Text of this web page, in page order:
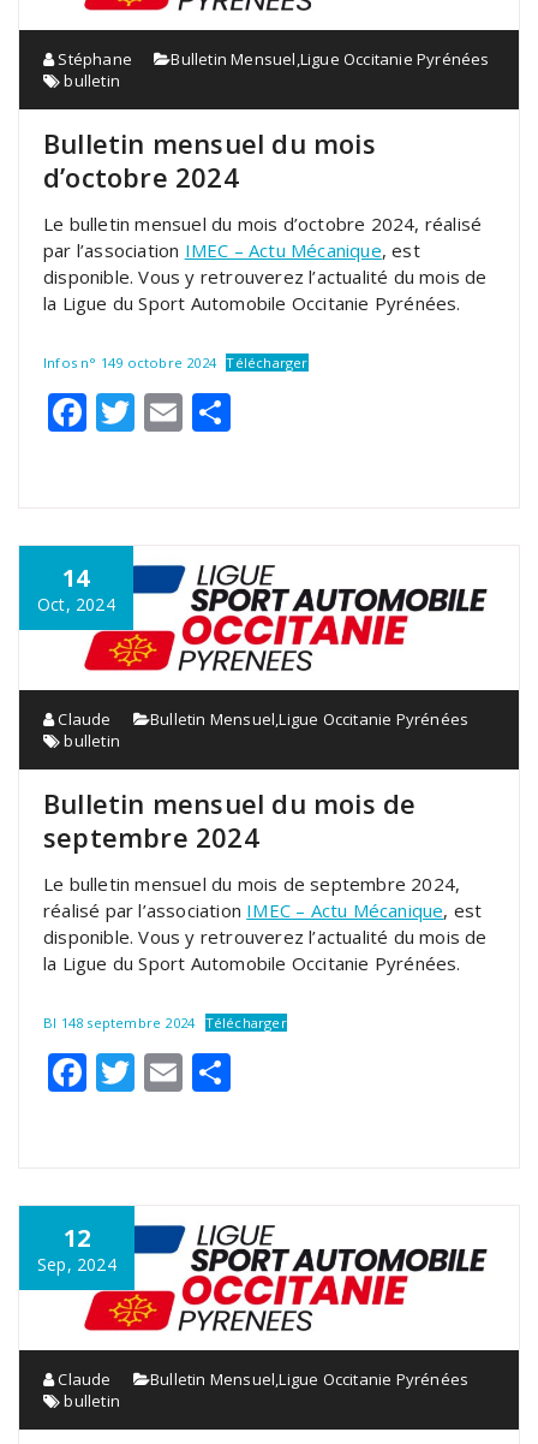
Stéphane Bulletin Mensuel,Ligue Occitanie Pyrénées
bulletin
Bulletin mensuel du mois
d’octobre 2024
Le bulletin mensuel du mois d’octobre 2024, réalisé
par l’association IMEC – Actu Mécanique, est
disponible. Vous y retrouverez l’actualité du mois de
la Ligue du Sport Automobile Occitanie Pyrénées.
Infos n° 149 octobre 2024 Télécharger
Facebook
Twitter
Email
14
Oct, 2024
Claude Bulletin Mensuel,Ligue Occitanie Pyrénées
bulletin
Bulletin mensuel du mois de
septembre 2024
Le bulletin mensuel du mois de septembre 2024,
réalisé par l’association IMEC – Actu Mécanique, est
disponible. Vous y retrouverez l’actualité du mois de
la Ligue du Sport Automobile Occitanie Pyrénées.
BI 148 septembre 2024 Télécharger
Facebook
Twitter
Email
12
Sep, 2024
Claude Bulletin Mensuel,Ligue Occitanie Pyrénées
bulletin